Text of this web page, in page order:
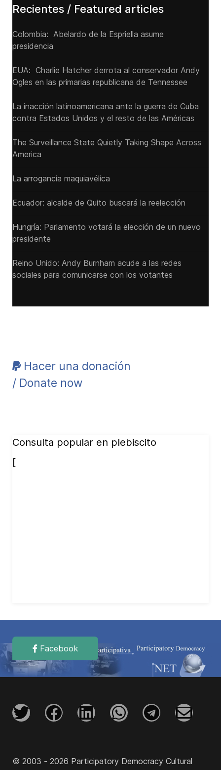
Recientes / Featured articles
Colombia: Abelardo de la Espriella asume
presidencia
EUA: Charlie Hatcher derrota al conservador Andy
Ogles en las primarias republicana de Tennessee
La inacción latinoamericana ante la guerra de Cuba
contra Estados Unidos y el resto de las Américas
The Surveillance State Quietly Taking Shape Across
America
La arrogancia maquiavélica
Ecuador: alcalde de Quito buscará la reelección
Hungría: Parlamento votará la elección de un nuevo
presidente
Reino Unido: Andy ‌Burnham acude a las redes
sociales para comunicarse con los votantes
Hacer una donación
/ Donate now
Consulta popular en plebiscito
[
Facebook
© 2003 - 2026 Participatory Democracy Cultural